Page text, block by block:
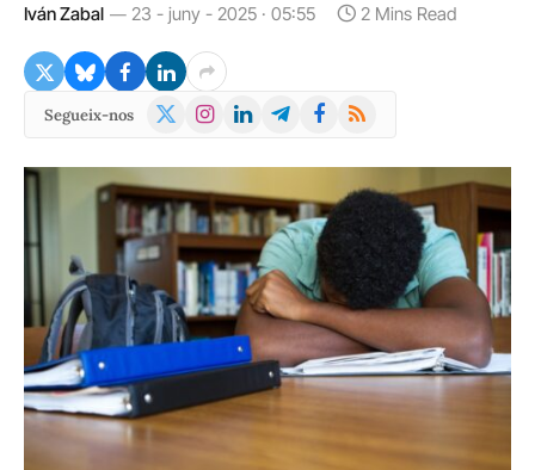
Iván Zabal 23 - juny - 2025 · 05:55 2 Mins Read
Segueix-nos
X
Instagram
LinkedInTelegramFacebook
RSS